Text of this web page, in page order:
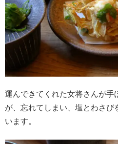
運んできてくれた女将さんが手
が、忘れてしまい、塩とわさび
います。